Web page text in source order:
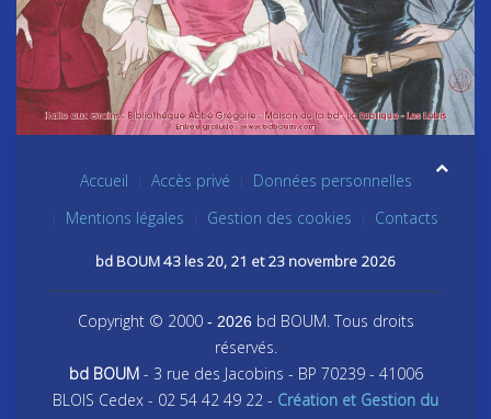
Accueil Accès privé
Données personnelles
Mentions légales
Gestion des cookies Contacts
bd BOUM 43 les 20, 21 et 23 novembre 2026
Copyright © 2000- 2026 bd BOUM. Tous droits
réservés.
bd BOUM- 3 rue des Jacobins - BP 70239 - 41006
BLOIS Cedex - 02 54 42 49 22 - Création et Gestion du